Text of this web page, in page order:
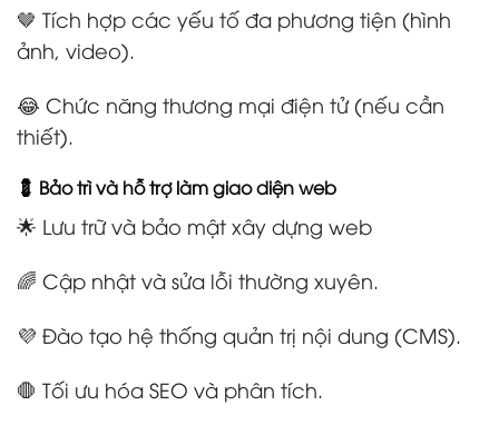
🤎 Tích hợp các yếu tố đa phương tiện (hình
ảnh, video).
😂 Chức năng thương mại điện tử (nếu cần
thiết).
💈 Bảo trì và hỗ trợ làm giao diện web
🌟 Lưu trữ và bảo mật xây dựng web
🌈 Cập nhật và sửa lỗi thường xuyên.
💜 Đào tạo hệ thống quản trị nội dung (CMS).
🛑 Tối ưu hóa SEO và phân tích.